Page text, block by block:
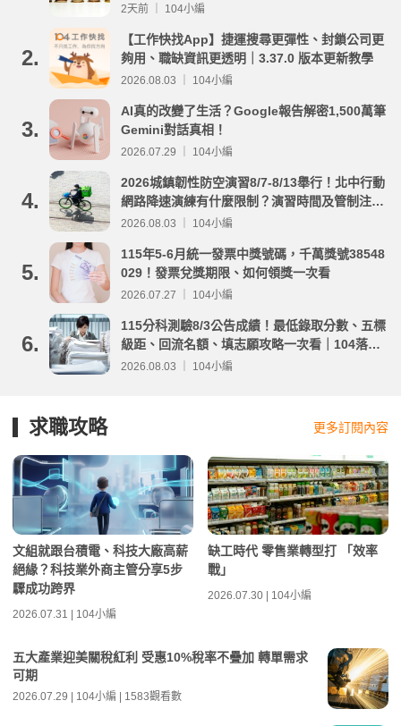
2天前 ｜ 104小編
2.
【工作快找App】捷運搜尋更彈性、封鎖公司更
夠用、職缺資訊更透明｜3.37.0 版本更新教學
2026.08.03 ｜ 104小編
3.
AI真的改變了生活？Google報告解密1,500萬筆
Gemini對話真相！
2026.07.29 ｜ 104小編
4.
2026城鎮韌性防空演習8/7-8/13舉行！北中行動
網路降速演練有什麼限制？演習時間及管制注意
事項整理
2026.08.03 ｜ 104小編
5.
115年5-6月統一發票中獎號碼，千萬獎號38548
029！發票兌獎期限、如何領獎一次看
2026.07.27 ｜ 104小編
6.
115分科測驗8/3公告成績！最低錄取分數、五標
級距、回流名額、填志願攻略一次看｜104落點
分析
2026.08.03 ｜ 104小編
求職攻略 更多訂閱內容
文組就跟台積電、科技大廠高薪
絕緣？科技業外商主管分享5步
驟成功跨界
2026.07.31 | 104小編
缺工時代 零售業轉型打 「效率
戰」
2026.07.30 | 104小編
五大產業迎美關稅紅利 受惠10%稅率不疊加 轉單需求
可期
2026.07.29 | 104小編 | 1583觀看數